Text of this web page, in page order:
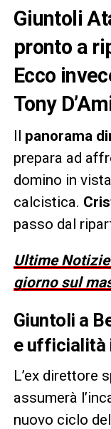
Giuntoli
pronto a
Ecco
Tony
Il panorama
prepara ad
domino in
calcistica.
passo dal
Ultime
giorno sul
Giuntoli a
e ufficialità
L’ex direttore
assumerà
nuovo ciclo